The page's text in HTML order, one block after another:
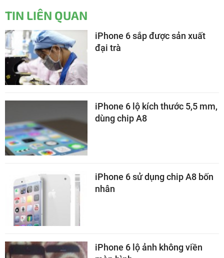
TIN LIÊN QUAN
iPhone 6 sắp được sản xuất
đại trà
iPhone 6 lộ kích thước 5,5 mm,
dùng chip A8
iPhone 6 sử dụng chip A8 bốn
nhân
iPhone 6 lộ ảnh không viền